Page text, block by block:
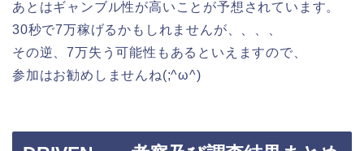
あとはギャンブル性が高いことが予想されています。
30秒で7万稼げるかもしれませんが、、、、
その逆、7万失う可能性もあるといえますので、
参加はお勧めしませんね(;^ω^)